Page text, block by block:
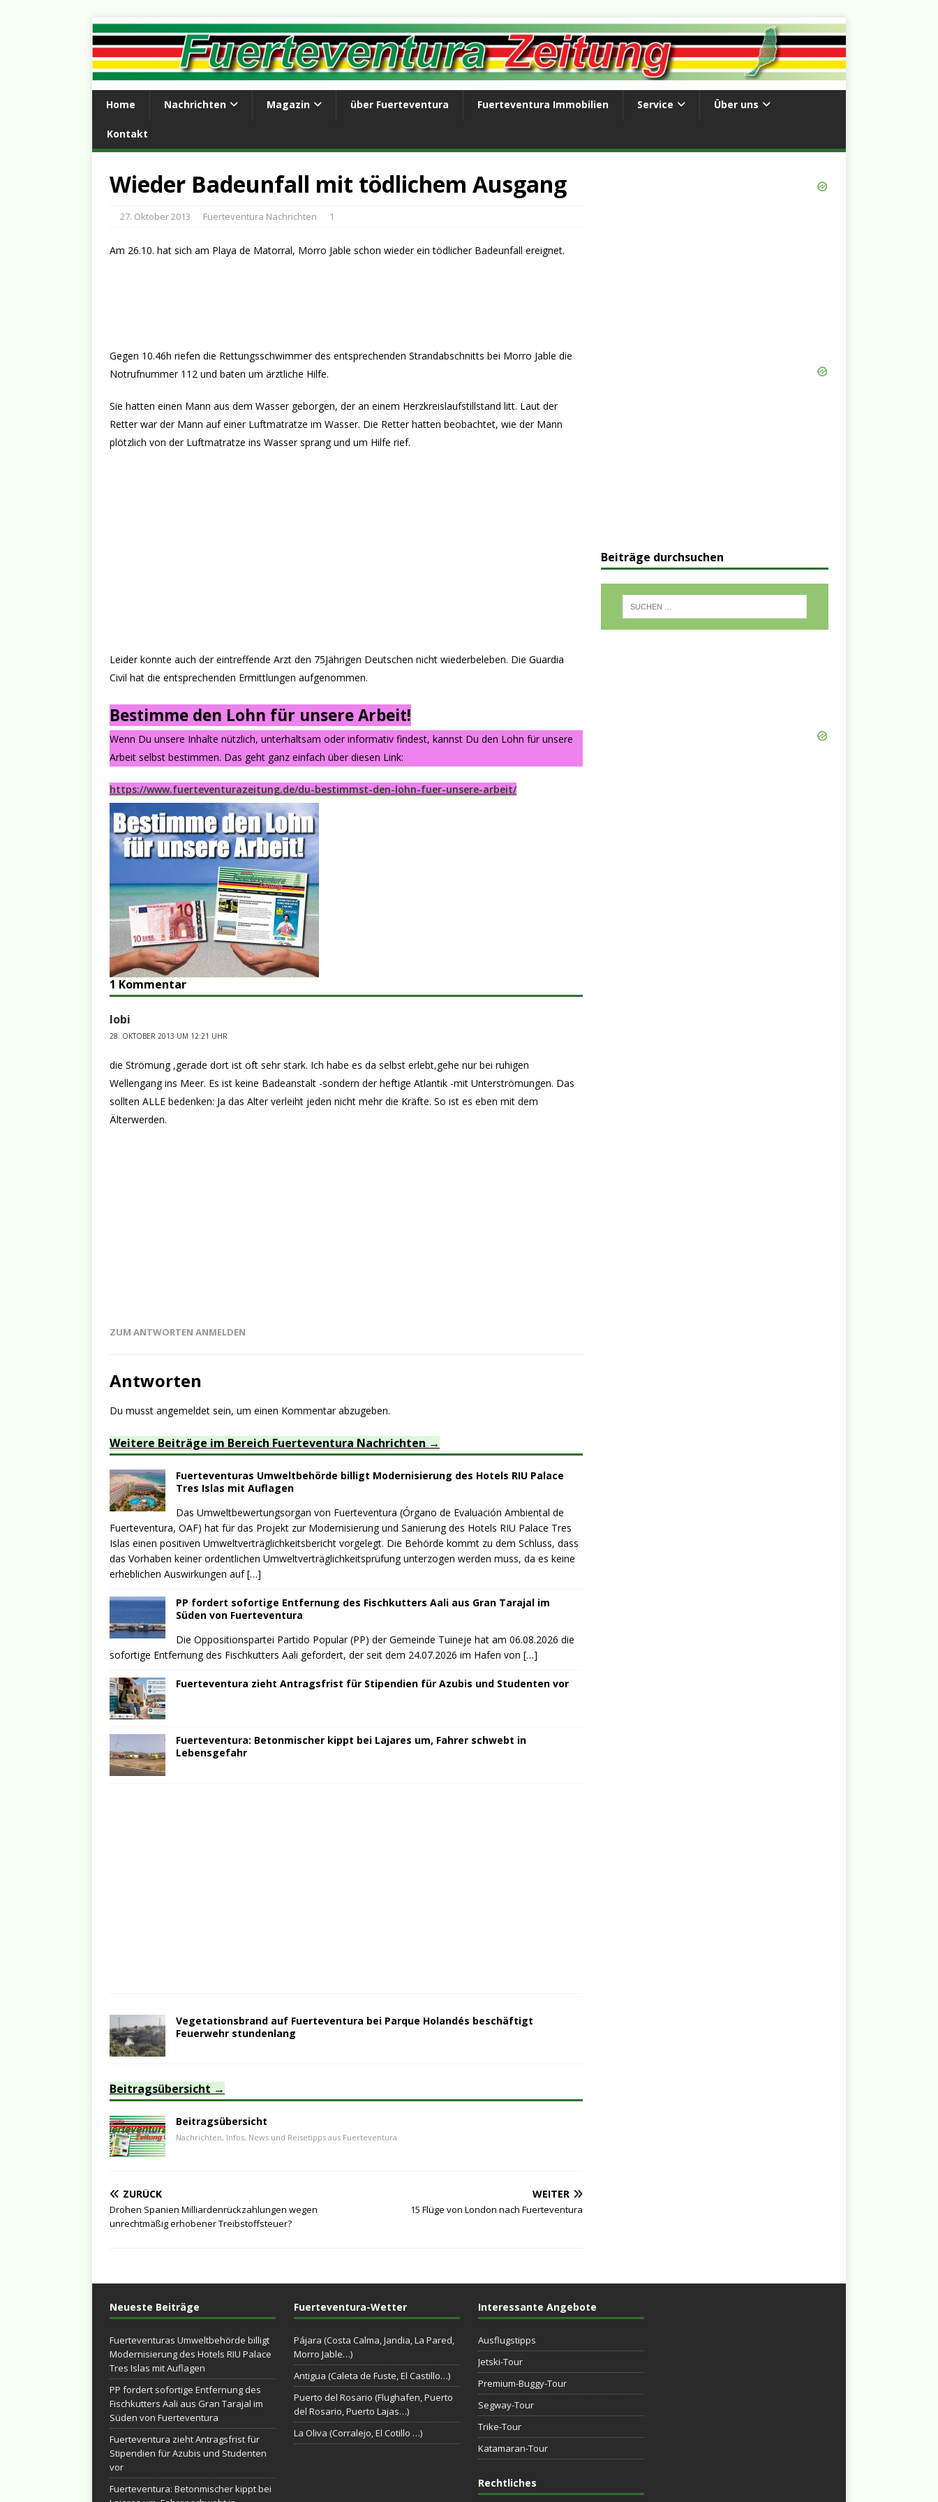
Home Nachrichten Magazin über Fuerteventura Fuerteventura Immobilien Service Über uns
Kontakt
Wieder Badeunfall mit tödlichem Ausgang
27. Oktober 2013 Fuerteventura Nachrichten 1
Am 26.10. hat sich am Playa de Matorral, Morro Jable schon wieder ein tödlicher Badeunfall ereignet.
Gegen 10.46h riefen die Rettungsschwimmer des entsprechenden Strandabschnitts bei Morro Jable die
Notrufnummer 112 und baten um ärztliche Hilfe.
Sie hatten einen Mann aus dem Wasser geborgen, der an einem Herzkreislaufstillstand litt. Laut der
Retter war der Mann auf einer Luftmatratze im Wasser. Die Retter hatten beobachtet, wie der Mann
plötzlich von der Luftmatratze ins Wasser sprang und um Hilfe rief.
Leider konnte auch der eintreffende Arzt den 75Jährigen Deutschen nicht wiederbeleben. Die Guardia
Civil hat die entsprechenden Ermittlungen aufgenommen.
Bestimme den Lohn für unsere Arbeit!
Wenn Du unsere Inhalte nützlich, unterhaltsam oder informativ findest, kannst Du den Lohn für unsere
Arbeit selbst bestimmen. Das geht ganz einfach über diesen Link:
https://www.fuerteventurazeitung.de/du-bestimmst-den-lohn-fuer-unsere-arbeit/
1 Kommentar
lobi
28. OKTOBER 2013 UM 12:21 UHR
die Strömung ,gerade dort ist oft sehr stark. Ich habe es da selbst erlebt,gehe nur bei ruhigen
Wellengang ins Meer. Es ist keine Badeanstalt -sondern der heftige Atlantik -mit Unterströmungen. Das
sollten ALLE bedenken: Ja das Alter verleiht jeden nicht mehr die Kräfte. So ist es eben mit dem
Älterwerden.
ZUM ANTWORTEN ANMELDEN
Antworten
Du musst angemeldet sein, um einen Kommentar abzugeben.
Weitere Beiträge im Bereich Fuerteventura Nachrichten
Fuerteventuras Umweltbehörde billigt Modernisierung des Hotels RIU Palace
Tres Islas mit Auflagen
Das Umweltbewertungsorgan von Fuerteventura (Órgano de Evaluación Ambiental de
Fuerteventura, OAF) hat für das Projekt zur Modernisierung und Sanierung des Hotels RIU Palace Tres
Islas einen positiven Umweltverträglichkeitsbericht vorgelegt. Die Behörde kommt zu dem Schluss, dass
das Vorhaben keiner ordentlichen Umweltverträglichkeitsprüfung unterzogen werden muss, da es keine
erheblichen Auswirkungen auf[…]
PP fordert sofortige Entfernung des Fischkutters Aali aus Gran Tarajal im
Süden von Fuerteventura
Die Oppositionspartei Partido Popular (PP) der Gemeinde Tuineje hat am 06.08.2026 die
sofortige Entfernung des Fischkutters Aali gefordert, der seit dem 24.07.2026 im Hafen von […]
Fuerteventura zieht Antragsfrist für Stipendien für Azubis und Studenten vor
Fuerteventura: Betonmischer kippt bei Lajares um, Fahrer schwebt in
Lebensgefahr
Vegetationsbrand auf Fuerteventura bei Parque Holandés beschäftigt
Feuerwehr stundenlang
Beitragsübersicht
Beitragsübersicht
Nachrichten, Infos, News und Reisetipps aus Fuerteventura
ZURÜCK
Drohen Spanien Milliardenrückzahlungen wegen
unrechtmäßig erhobener Treibstoffsteuer?
WEITER
15 Flüge von London nach Fuerteventura
Beiträge durchsuchen
Neueste Beiträge
Fuerteventuras Umweltbehörde billigt
Modernisierung des Hotels RIU Palace
Tres Islas mit Auflagen
PP fordert sofortige Entfernung des
Fischkutters Aali aus Gran Tarajal im
Süden von Fuerteventura
Fuerteventura zieht Antragsfrist für
Stipendien für Azubis und Studenten
vor
Fuerteventura: Betonmischer kippt bei
Fuerteventura-Wetter
Pájara (Costa Calma, Jandia, La Pared,
Morro Jable…)
Antigua (Caleta de Fuste, El Castillo…)
Puerto del Rosario (Flughafen, Puerto
del Rosario, Puerto Lajas…)
La Oliva (Corralejo, El Cotillo …)
Interessante Angebote
Ausflugstipps
Jetski-Tour
Premium-Buggy-Tour
Segway-Tour
Trike-Tour
Katamaran-Tour
Rechtliches